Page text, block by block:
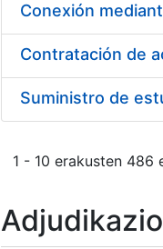
Suministro de
1 - 10 erakusten 486